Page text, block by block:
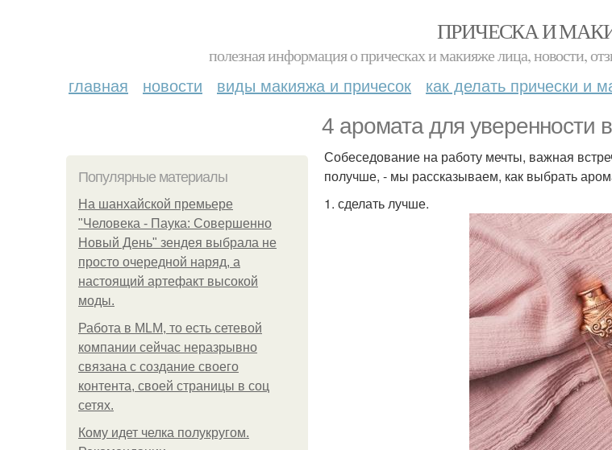
ПРИЧЕСКА И
полезная информация о прическах и макияже лица, новости,
главная новости виды макияжа и причесок как делать прически и
4 аромата для уверенности
Популярные материалы
На шанхайской премьере
"Человека - Паука: Совершенно
Новый День" зендея выбрала не
просто очередной наряд, а
настоящий артефакт высокой
моды.
Работа в MLM, то есть сетевой
компании сейчас неразрывно
связана с создание своего
контента, своей страницы в соц
сетях.
Кому идет челка полукругом.
Собеседование на работу мечты, важная
получше, - мы рассказываем, как выбрать
1. сделать лучше.